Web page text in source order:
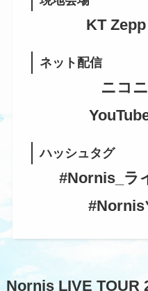
KT
ネット配信
ニコ
ハッシュタグ
#Nornis_ラ
#Nornis
Nornis LIVE TOUR